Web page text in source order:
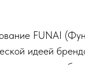
FUNAI
идеей